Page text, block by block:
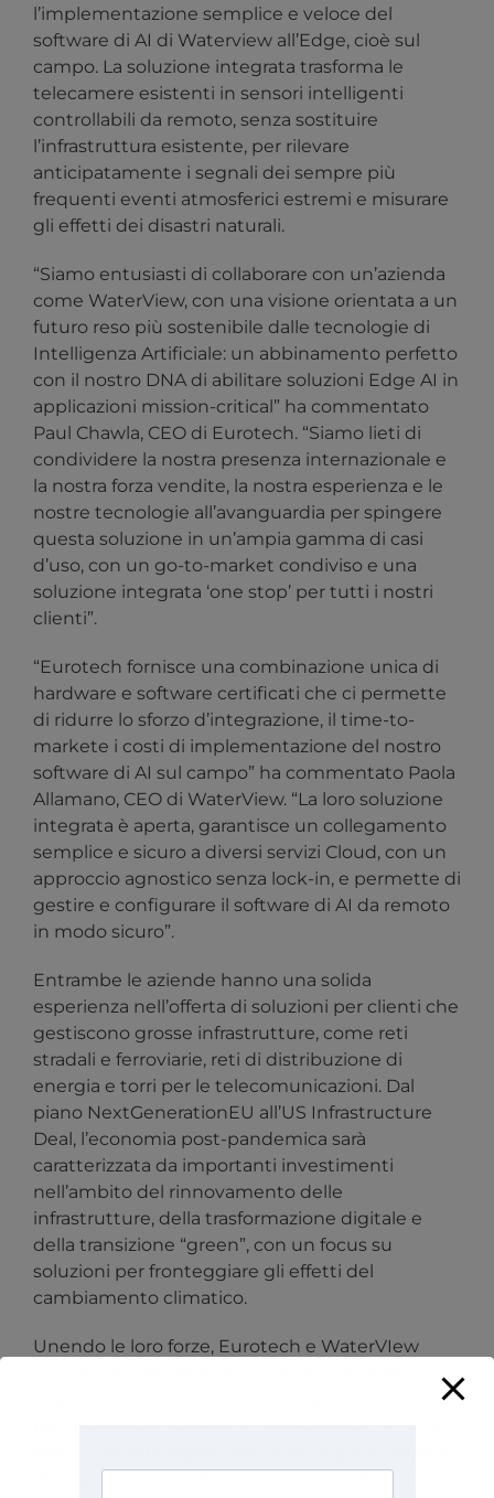
l’implementazione semplice e veloce del
software di AI di Waterview all’Edge, cioè sul
campo. La soluzione integrata trasforma le
telecamere esistenti in sensori intelligenti
controllabili da remoto, senza sostituire
l’infrastruttura esistente, per rilevare
anticipatamente i segnali dei sempre più
frequenti eventi atmosferici estremi e misurare
gli effetti dei disastri naturali.
“Siamo entusiasti di collaborare con un’azienda
come WaterView, con una visione orientata a un
futuro reso più sostenibile dalle tecnologie di
Intelligenza Artificiale: un abbinamento perfetto
con il nostro DNA di abilitare soluzioni Edge AI in
applicazioni mission-critical” ha commentato
Paul Chawla, CEO di Eurotech. “Siamo lieti di
condividere la nostra presenza internazionale e
la nostra forza vendite, la nostra esperienza e le
nostre tecnologie all’avanguardia per spingere
questa soluzione in un’ampia gamma di casi
d’uso, con un go-to-market condiviso e una
soluzione integrata ‘one stop’ per tutti i nostri
clienti”.
“Eurotech fornisce una combinazione unica di
hardware e software certificati che ci permette
di ridurre lo sforzo d’integrazione, il time-to-
markete i costi di implementazione del nostro
software di AI sul campo” ha commentato Paola
Allamano, CEO di WaterView. “La loro soluzione
integrata è aperta, garantisce un collegamento
semplice e sicuro a diversi servizi Cloud, con un
approccio agnostico senza lock-in, e permette di
gestire e configurare il software di AI da remoto
in modo sicuro”.
Entrambe le aziende hanno una solida
esperienza nell’offerta di soluzioni per clienti che
gestiscono grosse infrastrutture, come reti
stradali e ferroviarie, reti di distribuzione di
energia e torri per le telecomunicazioni. Dal
piano NextGenerationEU all’US Infrastructure
Deal, l’economia post-pandemica sarà
caratterizzata da importanti investimenti
nell’ambito del rinnovamento delle
infrastrutture, della trasformazione digitale e
della transizione “green”, con un focus su
soluzioni per fronteggiare gli effetti del
cambiamento climatico.
Unendo le loro forze, Eurotech e WaterVIew
diverse opportunità sono state identificate nei